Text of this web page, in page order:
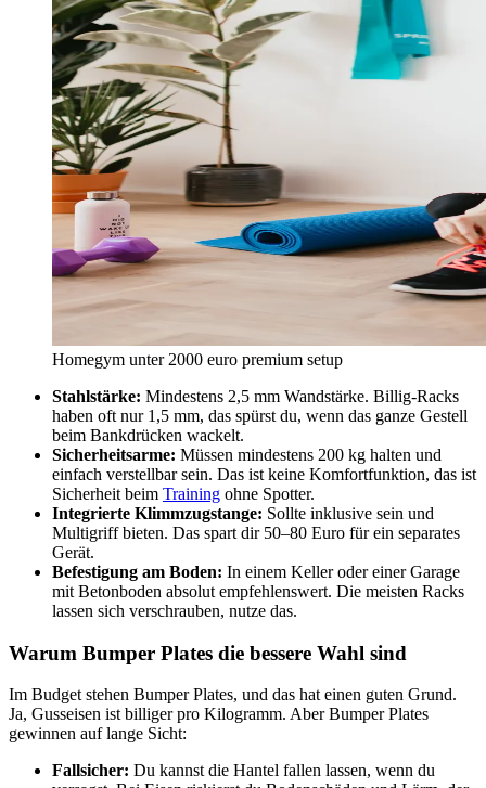
Homegym unter 2000 euro premium setup
Stahlstärke: Mindestens 2,5 mm Wandstärke. Billig-Racks
haben oft nur 1,5 mm, das spürst du, wenn das ganze Gestell
beim Bankdrücken wackelt.
Sicherheitsarme: Müssen mindestens 200 kg halten und
einfach verstellbar sein. Das ist keine Komfortfunktion, das ist
Sicherheit beim Training ohne Spotter.
Integrierte Klimmzugstange: Sollte inklusive sein und
Multigriff bieten. Das spart dir 50–80 Euro für ein separates
Gerät.
Befestigung am Boden: In einem Keller oder einer Garage
mit Betonboden absolut empfehlenswert. Die meisten Racks
lassen sich verschrauben, nutze das.
Warum Bumper Plates die bessere Wahl sind
Im Budget stehen Bumper Plates, und das hat einen guten Grund.
Ja, Gusseisen ist billiger pro Kilogramm. Aber Bumper Plates
gewinnen auf lange Sicht:
Fallsicher: Du kannst die Hantel fallen lassen, wenn du